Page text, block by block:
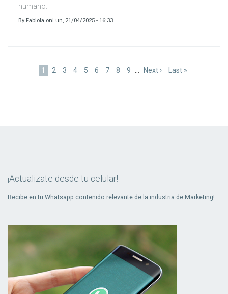
humano.
By Fabiola onLun, 21/04/2025 - 16:33
Página
1 Page
2 Page
3 Page
4 Page
5 Page
6 Page
7 Page
8 Page
9
Siguiente
Next ›
Última
Last »
¡Actualizate desde tu celular!
Recibe en tu Whatsapp contenido relevante de la industria de Marketing!